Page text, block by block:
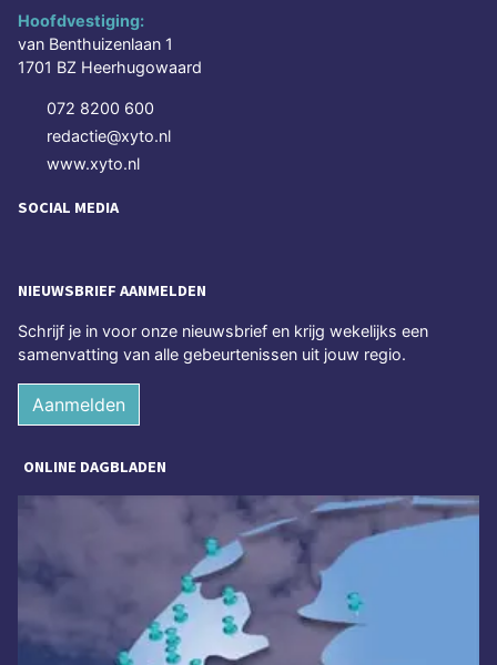
Hoofdvestiging:
van Benthuizenlaan 1
1701 BZ Heerhugowaard
072 8200 600
redactie@xyto.nl
www.xyto.nl
SOCIAL MEDIA
NIEUWSBRIEF AANMELDEN
Schrijf je in voor onze nieuwsbrief en krijg wekelijks een
samenvatting van alle gebeurtenissen uit jouw regio.
Aanmelden
ONLINE DAGBLADEN